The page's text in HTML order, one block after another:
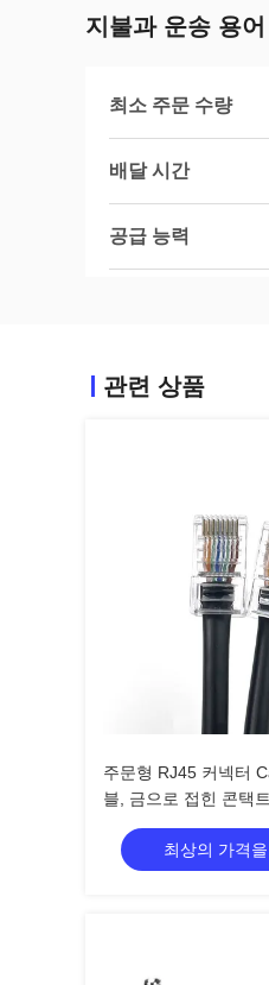
지불과 운송 용어
최소 주문 수량
배달 시간
공급 능력
관련 상품
주문형 RJ45 커넥터
블, 금으로 접힌 콘택
최상의 가격